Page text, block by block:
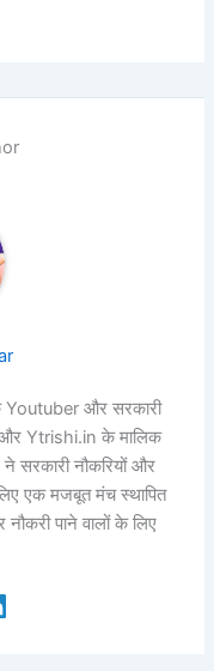
और सरकारी
और Ytrishi.in के मालिक
नौकरियों और
एक मजबूत मंच स्थापित
पाने वालों के लिए